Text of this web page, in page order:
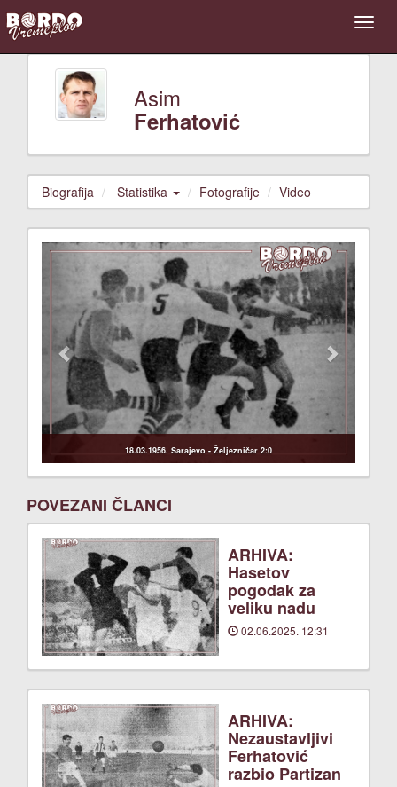
Asim
Ferhatović
Biografija Statistika Fotografije Video
18.03.1956. Sarajevo - Željezničar 2:0
Previous Next
POVEZANI ČLANCI
ARHIVA:
Hasetov
pogodak za
veliku nadu
02.06.2025. 12:31
ARHIVA:
Nezaustavljivi
Ferhatović
razbio Partizan